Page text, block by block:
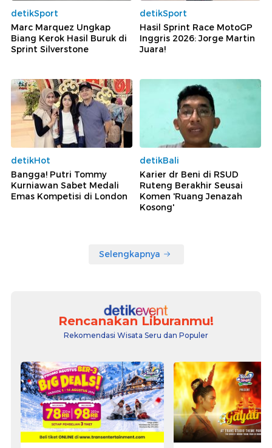
detikSport
Marc Marquez Ungkap
Biang Kerok Hasil Buruk di
Sprint Silverstone
detikSport
Hasil Sprint Race MotoGP
Inggris 2026: Jorge Martin
Juara!
detikHot
Bangga! Putri Tommy
Kurniawan Sabet Medali
Emas Kompetisi di London
detikBali
Karier dr Beni di RSUD
Ruteng Berakhir Seusai
Komen 'Ruang Jenazah
Kosong'
Selengkapnya
Rencanakan Liburanmu!
Rekomendasi Wisata Seru dan Populer